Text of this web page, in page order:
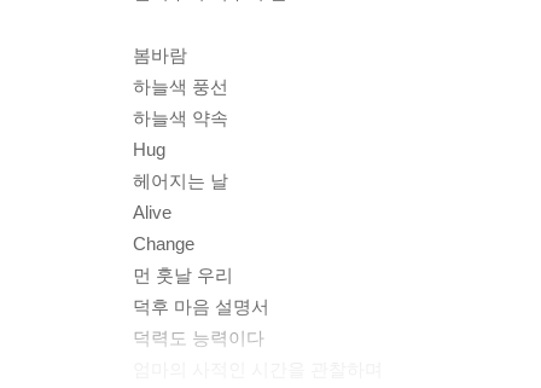
봄바람
하늘색 풍선
하늘색 약속
Hug
헤어지는 날
Alive
Change
먼 훗날 우리
덕후 마음 설명서
덕력도 능력이다